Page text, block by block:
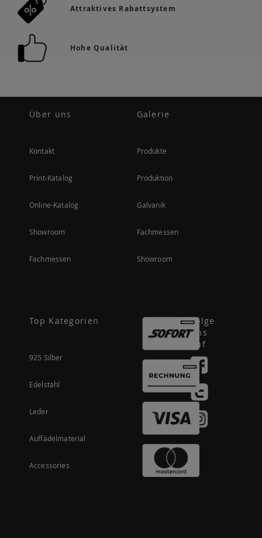
Attraktives Rabattsystem
Hohe Qualität
Über uns
Kontakt
Print-Katalog
Online-Katalog
Showroom
Fachmessen
Galerie
Produkte
Produktion
Galvanik
Fachmessen
Showroom
Top Kategorien
925 Silber
Edelstahl
Leder
Auffädelmaterial
Accessories
Folge
uns
auf